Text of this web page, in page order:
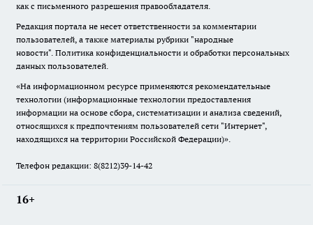
как с письменного разрешения правообладателя.
Редакция портала не несет ответственности за комментарии
пользователей, а также материалы рубрики "народные
новости". Политика конфиденциальности и обработки персональных
данных пользователей.
«На информационном ресурсе применяются рекомендательные
технологии (информационные технологии предоставления
информации на основе сбора, систематизации и анализа сведений,
относящихся к предпочтениям пользователей сети "Интернет",
находящихся на территории Российской Федерации)».
Телефон редакции: 8(8212)39-14-42
16+